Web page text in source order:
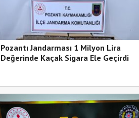
Pozantı Jandarması 1 Milyon Lira
Değerinde Kaçak Sigara Ele Geçirdi